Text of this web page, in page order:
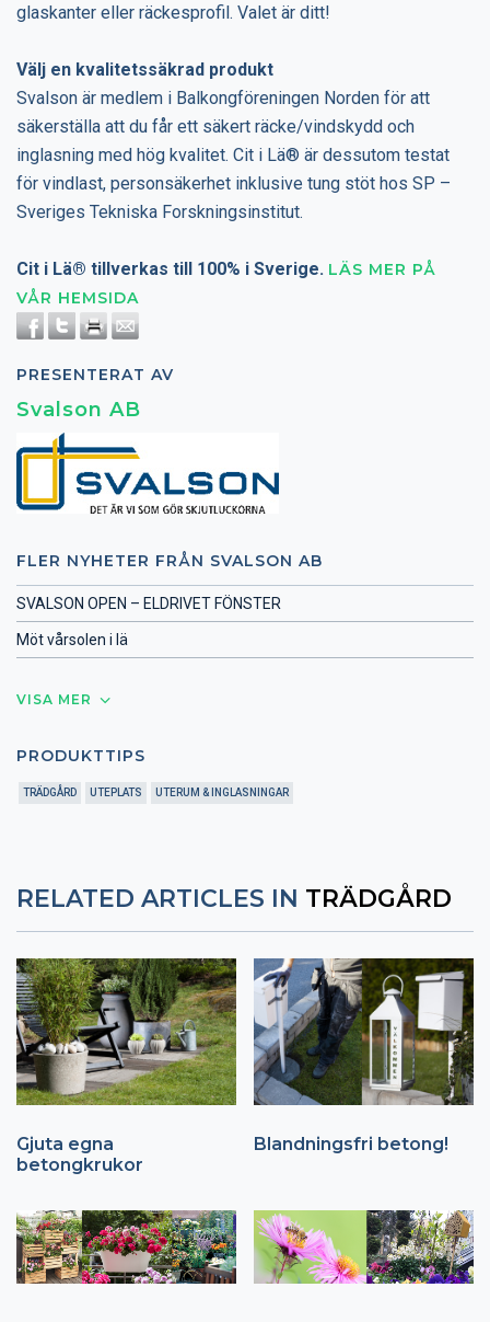
glaskanter eller räckesprofil. Valet är ditt!
Välj en kvalitetssäkrad produkt
Svalson är medlem i Balkongföreningen Norden för att
säkerställa att du får ett säkert räcke/vindskydd och
inglasning med hög kvalitet. Cit i Lä® är dessutom testat
för vindlast, personsäkerhet inklusive tung stöt hos SP –
Sveriges Tekniska Forskningsinstitut.
Cit i Lä® tillverkas till 100% i Sverige. LÄS MER PÅ
VÅR HEMSIDA
PRESENTERAT AV
Svalson AB
FLER NYHETER FRÅN SVALSON AB
SVALSON OPEN – ELDRIVET FÖNSTER
Möt vårsolen i lä
VISA MER
PRODUKTTIPS
TRÄDGÅRD UTEPLATS UTERUM & INGLASNINGAR
RELATED ARTICLES IN TRÄDGÅRD
Gjuta egna
betongkrukor
Blandningsfri betong!